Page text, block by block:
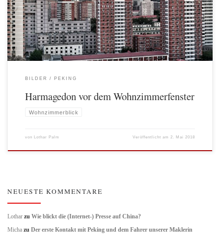
BILDER PEKING
Harmagedon vor dem Wohnzimmerfenster
Wohnzimmerblick
von Lothar Palm Veröffentlicht am 2. Mai 2018
NEUESTE KOMMENTARE
Lothar zu Wie blickt die (Internet-) Presse auf China?
Micha zu Der erste Kontakt mit Peking und dem Fahrer unserer Maklerin